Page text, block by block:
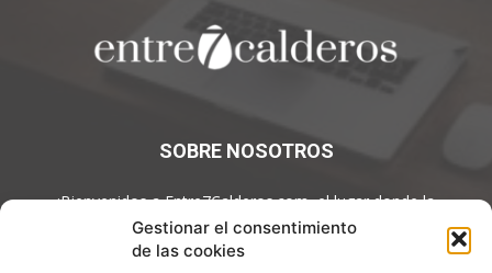
Gestionar el consentimiento
de las cookies
SOBRE NOSOTROS
¡Bienvenidos a Entre7Calderos.com, el lugar donde la
gastronomía y la cultura culinaria se encuentran! Sumérgete en
un mundo de sabores y descubre artículos apasionantes.